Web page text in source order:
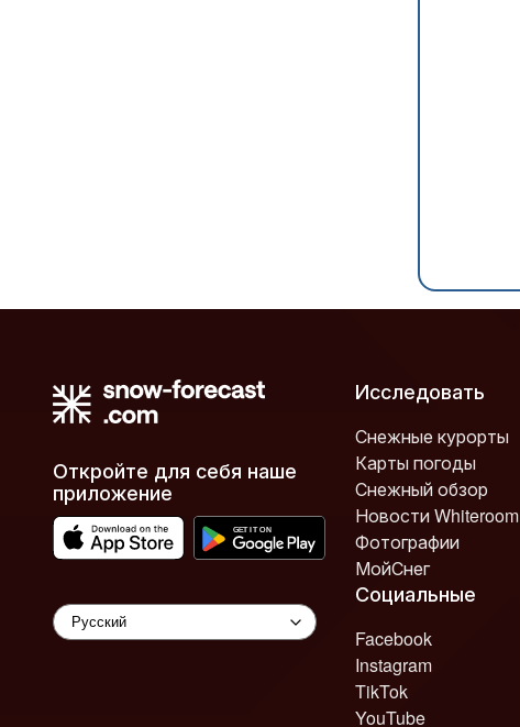
Откройте для себя наше
приложение
Исследовать
Снежные курорты
Карты погоды
Снежный обзор
Новости Whiteroom
Фотографии
МойСнег
Социальные
Facebook
Instagram
TikTok
YouTube